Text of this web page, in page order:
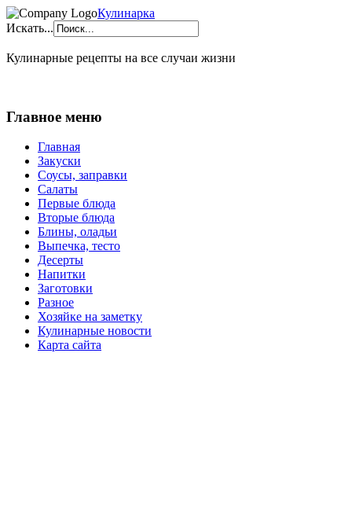
Кулинарка
Искать...
Кулинарные рецепты на все случаи жизни
Главное меню
Главная
Закуски
Соусы, заправки
Салаты
Первые блюда
Вторые блюда
Блины, оладьи
Выпечка, тесто
Десерты
Напитки
Заготовки
Разное
Хозяйке на заметку
Кулинарные новости
Карта сайта